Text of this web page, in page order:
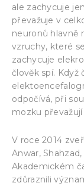
ale zachycuje
převažuje v
neuronů hlavně
vzruchy, které
zachycuje
člověk spí. Když
odpočívá, při
mozku
V roce 2014
Anwar,
Akademickém
zdůraznili